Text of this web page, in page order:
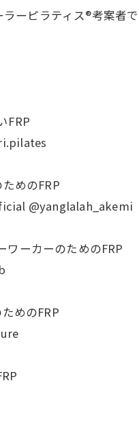
ーピラティス®︎考案者
FRP
めのFRP
@yanglalah_akemi
ーカーのためのFRP
めのFRP